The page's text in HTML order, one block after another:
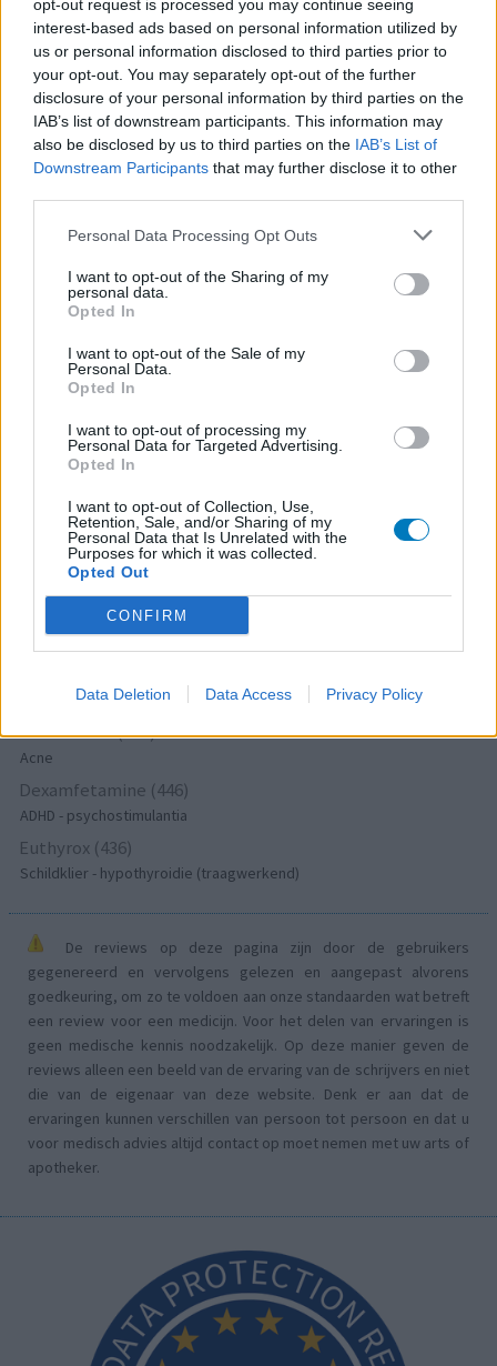
opt-out request is processed you may continue seeing
interest-based ads based on personal information utilized by
us or personal information disclosed to third parties prior to
your opt-out. You may separately opt-out of the further
disclosure of your personal information by third parties on the
IAB’s list of downstream participants. This information may
also be disclosed by us to third parties on the IAB’s List of
Downstream Participants that may further disclose it to other
Personal Data Processing Opt Outs
I want to opt-out of the Sharing of my
personal data.
Opted In
I want to opt-out of the Sale of my
Personal Data.
Opted In
I want to opt-out of processing my
Personal Data for Targeted Advertising.
Opted In
I want to opt-out of Collection, Use,
Retention, Sale, and/or Sharing of my
Personal Data that Is Unrelated with the
Purposes for which it was collected.
Opted Out
CONFIRM
Data Deletion Data Access Privacy Policy
Depressie - antidepressiva TCA
Efexor (665)
Depressie - antidepressiva overig
Ethinylestradiol / Levonorgestrel (656)
Anticonceptie - eenfase
Seroquel (647)
Psychose / schizofrenie - antipsychotica
Depressie - antidepressiva SSRI
Amoxicilline (646)
Antibiotica - penicillines breedspectrum
Wellbutrin XR (646)
Verslavingsziekten
Metformine (620)
Implanon (hormoonimplantaat) (584)
Anticonceptie - overig
Lexapro (509)
Depressie - antidepressiva SSRI
Concerta (503)
ADHD - psychostimulantia
Amlodipine (493)
Antibiotica - penicillines breedspectrum
Roaccutane (480)
Acne
Dexamfetamine (446)
ADHD - psychostimulantia
Euthyrox (436)
Schildklier - hypothyroidie (traagwerkend)
De reviews op deze pagina zijn door de gebruikers
gegenereerd en vervolgens gelezen en aangepast alvorens
goedkeuring, om zo te voldoen aan onze standaarden wat betreft
een review voor een medicijn. Voor het delen van ervaringen is
geen medische kennis noodzakelijk. Op deze manier geven de
reviews alleen een beeld van de ervaring van de schrijvers en niet
die van de eigenaar van deze website. Denk er aan dat de
ervaringen kunnen verschillen van persoon tot persoon en dat u
voor medisch advies altijd contact op moet nemen met uw arts of
apotheker.